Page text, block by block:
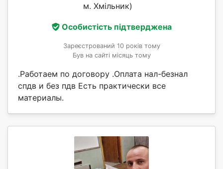
м. Хмільник)
Особистість підтверджена
Зареєстрований 10 років тому
Був на сайті місяць тому
.Работаем по договору .Оплата нал-безнал
спдв и без пдв Есть практически все
материалы.